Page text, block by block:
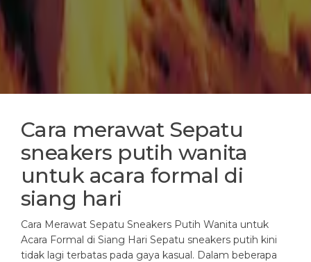
Cara merawat Sepatu
sneakers putih wanita
untuk acara formal di
siang hari
Cara Merawat Sepatu Sneakers Putih Wanita untuk
Acara Formal di Siang Hari Sepatu sneakers putih kini
tidak lagi terbatas pada gaya kasual. Dalam beberapa